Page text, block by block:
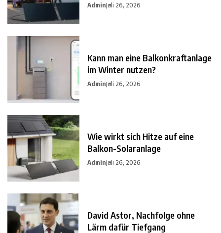
AdminJuli 26, 2026
Kann man eine Balkonkraftanlage
im Winter nutzen?
AdminJuli 26, 2026
Wie wirkt sich Hitze auf eine
Balkon-Solaranlage
AdminJuli 26, 2026
David Astor, Nachfolge ohne
Lärm dafür Tiefgang